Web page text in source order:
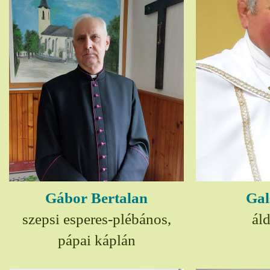
Gábor Bertalan
szepsi esperes-plébános,
pápai káplán